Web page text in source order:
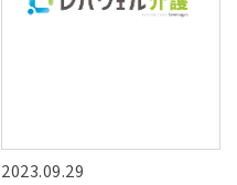
2023.09.29